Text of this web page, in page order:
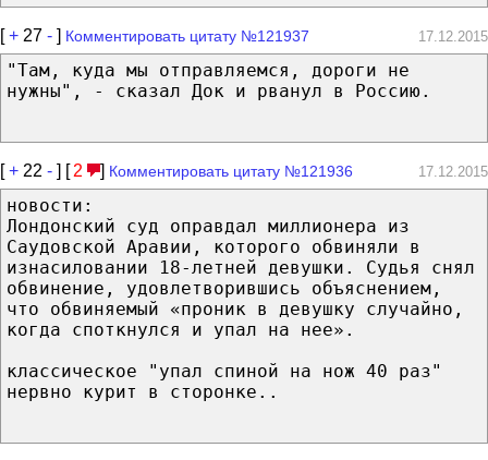
[+ 27 - ] Комментировать цитату №121937 17.12.2015
"Там, куда мы отправляемся, дороги не
нужны", - сказал Док и рванул в Россию.
[+ 22 - ] [ 2 ] Комментировать цитату №121936 17.12.2015
новости:
Лондонский суд оправдал миллионера из
Саудовской Аравии, которого обвиняли в
изнасиловании 18-летней девушки. Судья снял
обвинение, удовлетворившись объяснением,
что обвиняемый «проник в девушку случайно,
когда споткнулся и упал на нее».
классическое "упал спиной на нож 40 раз"
нервно курит в сторонке..